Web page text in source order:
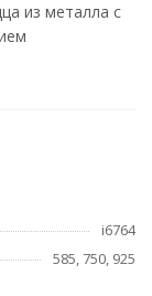
из металла с
i6764
585, 750, 925